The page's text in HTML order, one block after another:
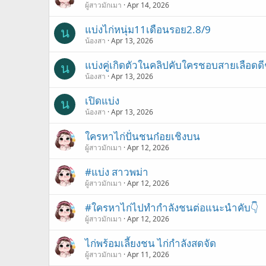
ผู้สาวมักเมา Apr 14, 2026
น แบ่งไก่หนุ่ม11เดือนรอย2.8/9
น้องสา Apr 13, 2026
น แบ่งคู่เกิดตัวในคลิปคับใครชอบสายเลือดดี
น้องสา Apr 13, 2026
น เปิดแบ่ง
น้องสา Apr 13, 2026
ใครหาไก่ปั่นชนก๋อยเชิงบน
ผู้สาวมักเมา Apr 12, 2026
#แบ่ง สาวพม่า
ผู้สาวมักเมา Apr 12, 2026
#ใครหาไก่ไปทำกำลังชนต่อแนะนำคับ👇
ผู้สาวมักเมา Apr 12, 2026
ไก่พร้อมเลี้ยงชน ไก่กำลังสดจัด
ผู้สาวมักเมา Apr 11, 2026